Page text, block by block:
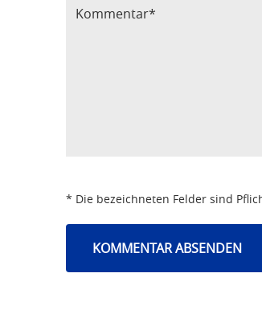
* Die bezeichneten Felder sind